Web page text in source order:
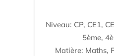
Niveau: CP, CE1,
5ème,
Matière: Maths,